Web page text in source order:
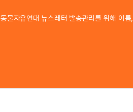
동물자유연대 뉴스레터 발송관리를 위해 이